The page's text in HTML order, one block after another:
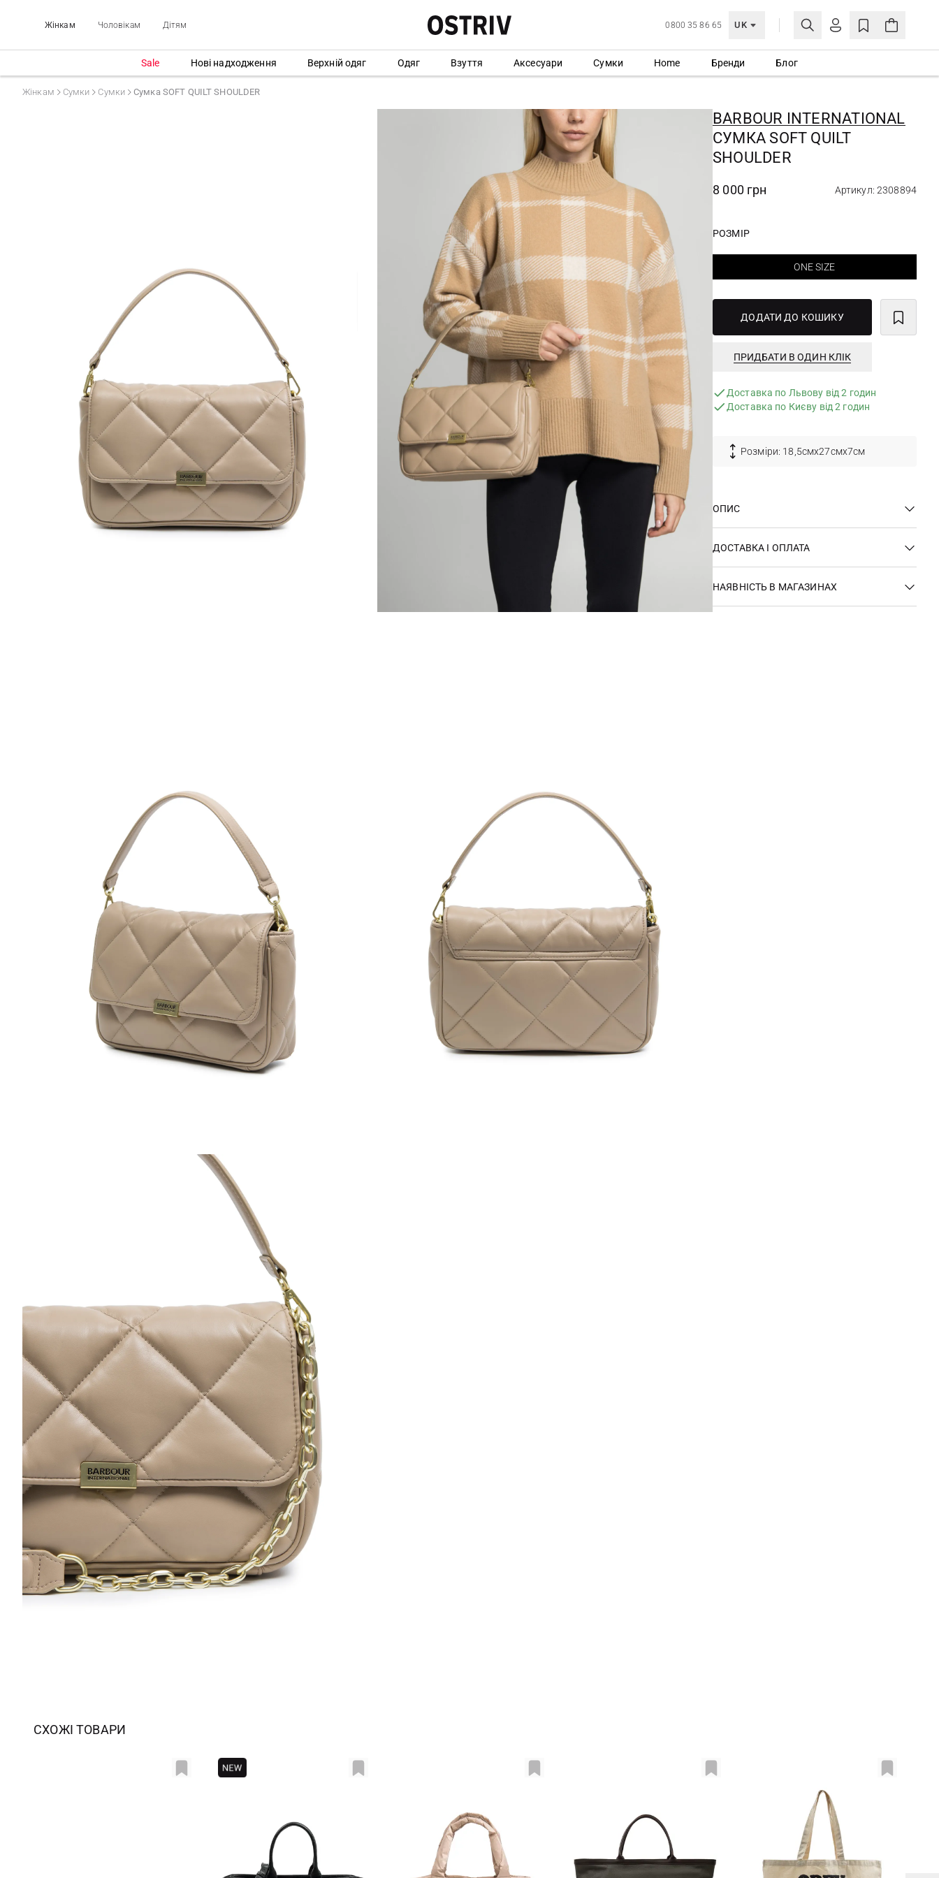
Жінкам Чоловікам Дітям 0800 35 86 65 UK
МОЯ ОБЛІКІВКА
Ще не зареєстровані?
СТВОРИТИ ОБЛІКІВКУ
Sale Нові надходження Верхній одяг Одяг Взуття Аксесуари Сумки Home Бренди Блог
Жінкам Сумки Сумки Сумка SOFT QUILT SHOULDER
BARBOUR INTERNATIONAL
СУМКА SOFT QUILT
SHOULDER
8 000 грн Артикул: 2308894
РОЗМІР
ONE SIZE
ДОДАТИ ДО КОШИКУ
ПРИДБАТИ В ОДИН КЛІК
Доставка по Львову від 2 годин
Доставка по Києву від 2 годин
Розміри: 18,5смх27смх7см
ОПИС
ДОСТАВКА І ОПЛАТА
НАЯВНІСТЬ В МАГАЗИНАХ
СХОЖІ ТОВАРИ